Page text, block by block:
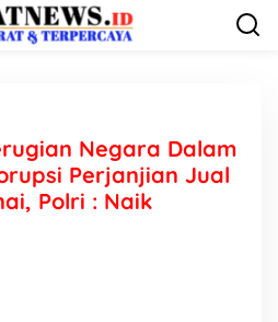
Negara Dalam
Perjanjian Jual
Polri : Naik